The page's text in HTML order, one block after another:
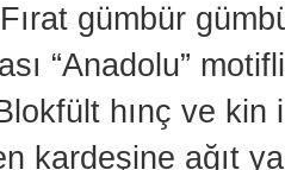
gümbür
“Anadolu”
hınç ve kin
kardeşine ağıt